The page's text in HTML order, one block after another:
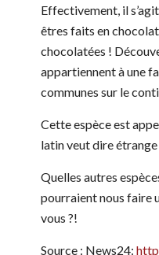
Effectivement, il
êtres faits en
chocolatées !
appartiennent à une
communes sur le
Cette espèce est
latin veut dire étrange
Quelles autres
pourraient nous faire
vous ?!
Source : News24: